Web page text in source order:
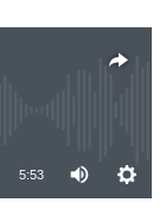
5:53